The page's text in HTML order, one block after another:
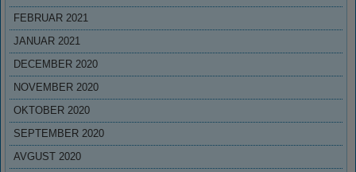
FEBRUAR 2021
JANUAR 2021
DECEMBER 2020
NOVEMBER 2020
OKTOBER 2020
SEPTEMBER 2020
AVGUST 2020